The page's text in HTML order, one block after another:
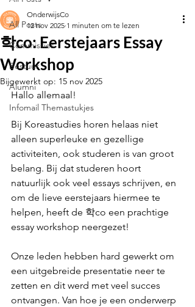
All Posts
Commissies
Bestuur
Alumni
Infomail Themastukjes
학co: Eerstejaars Essay
Workshop
OnderwijsCo
12 nov 2025 1 minuten om te lezen
Bijgewerkt op: 15 nov 2025
Hallo allemaal!
Bij Koreastudies horen helaas niet
alleen superleuke en gezellige
activiteiten, ook studeren is van groot
belang. Bij dat studeren hoort
natuurlijk ook veel essays schrijven, en
om de lieve eerstejaars hiermee te
helpen, heeft de 학co een prachtige
essay workshop neergezet!
Onze leden hebben hard gewerkt om
een uitgebreide presentatie neer te
zetten en dit werd met veel succes
ontvangen. Van hoe je een onderwerp